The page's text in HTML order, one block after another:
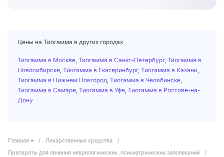
Цены на Тиогамма в других городах
Тиогамма в Москве Тиогамма в Санкт-Петербург, Тиогамма в
Новосибирске Тиогамма в Екатеринбург, Тиогамма в Казани
Тиогамма в Нижнем Новгород Тиогамма в Челябинске
Тиогамма в Самаре Тиогамма в Уфе Тиогамма в Ростове-на-
Дону
Главная / Лекарственные средства
/
Препараты для лечения неврологических, психиатрических заболеваний
/